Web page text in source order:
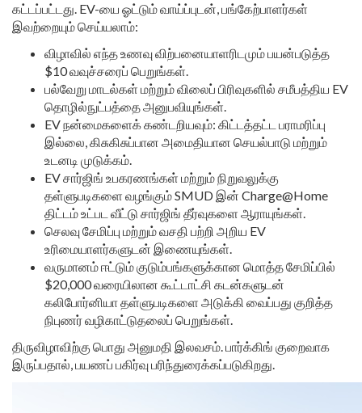
கட்டப்பட்டது. EV-யை ஓட்டும் வாய்ப்புடன், பங்கேற்பாளர்கள்
இவற்றையும் செய்யலாம்:
விழாவில் எந்த உணவு விற்பனையாளரிடமும் பயன்படுத்த
$10 வவுச்சரைப் பெறுங்கள்.
பல்வேறு மாடல்கள் மற்றும் விலைப் பிரிவுகளில் சமீபத்திய EV
தொழில்நுட்பத்தை அனுபவியுங்கள்.
EV நன்மைகளைக் கண்டறியவும்: கிட்டத்தட்ட பராமரிப்பு
இல்லை, கிசுகிசுப்பான அமைதியான செயல்பாடு மற்றும்
உடனடி முடுக்கம்.
EV சார்ஜிங் உபகரணங்கள் மற்றும் நிறுவலுக்கு
தள்ளுபடிகளை வழங்கும் SMUD இன் Charge@Home
திட்டம் உட்பட வீட்டு சார்ஜிங் தீர்வுகளை ஆராயுங்கள்.
செலவு சேமிப்பு மற்றும் வசதி பற்றி அறிய EV
உரிமையாளர்களுடன் இணையுங்கள்.
வருமானம் ஈட்டும் குடும்பங்களுக்கான மொத்த சேமிப்பில்
$20,000 வரையிலான கூட்டாட்சி கடன்களுடன்
கலிபோர்னியா தள்ளுபடிகளை அடுக்கி வைப்பது குறித்த
நிபுணர் வழிகாட்டுதலைப் பெறுங்கள்.
திருவிழாவிற்கு பொது அனுமதி இலவசம். பார்க்கிங் குறைவாக
இருப்பதால், பயணப் பகிர்வு பரிந்துரைக்கப்படுகிறது.